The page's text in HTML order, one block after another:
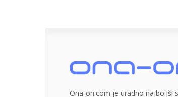
Ona-on.com je uradno najboljši